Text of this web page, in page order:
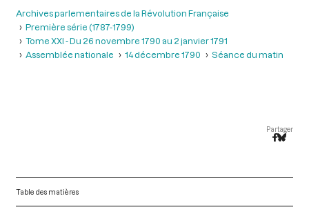
Archives parlementaires de la Révolution Française
Première série (1787-1799)
Tome XXI - Du 26 novembre 1790 au 2 janvier 1791
Assemblée nationale
14 décembre 1790 Séance du matin
Partager
Table des matières